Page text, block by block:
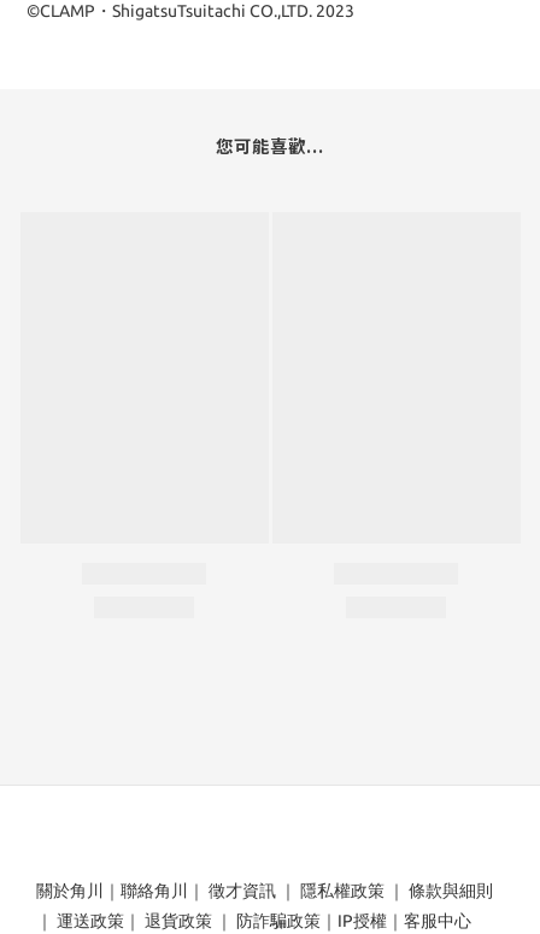
©CLAMP・ShigatsuTsuitachi CO.,LTD. 2023
您可能喜歡...
關於角川 ｜ 聯絡角川 ｜ 徵才資訊 ｜ 隱私權政策 ｜ 條款與細則
｜ 運送政策 ｜ 退貨政策 ｜ 防詐騙政策 ｜ IP授權 ｜ 客服中心